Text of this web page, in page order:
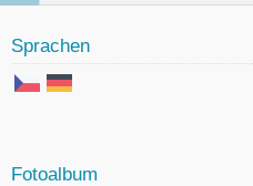
Sprachen
Fotoalbum